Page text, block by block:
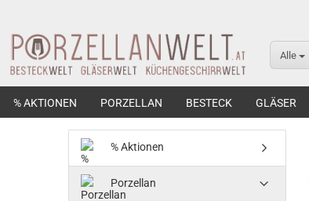
Alle
% AKTIONEN PORZELLAN BESTECK GLÄSER
% Aktionen
Porzellan